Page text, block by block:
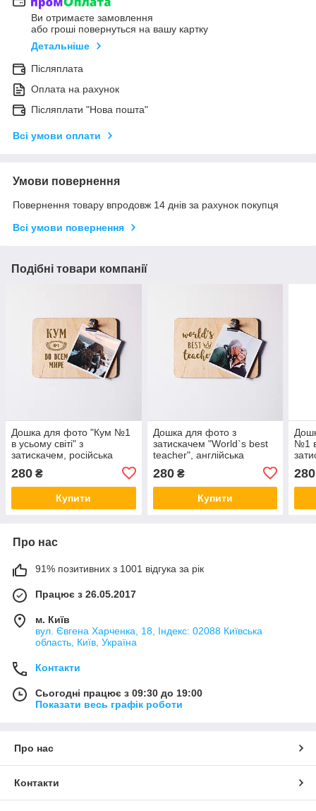
Ви отримаєте замовлення
або гроші повернуться на вашу картку
Детальніше
Післяплата
Оплата на рахунок
Післяплати "Нова пошта"
Всі умови оплати
Умови повернення
Повернення товару впродовж 14 днів за рахунок покупця
Всі умови повернення
Подібні товари компанії
Дошка для фото "Кум №1
в усьому світі" з
затискачем, російська
280 ₴
Купити
Дошка для фото з
затискачем "World`s best
teacher", англійська
280₴
Купити
№1 в
280
Про нас
91% позитивних з 1001 відгука за рік
Працює з 26.05.2017
м. Київ
вул. Євгена Харченка, 18, Індекс: 02088 Київська
область, Київ, Україна
Контакти
Сьогодні працює з 09:30 до 19:00
Показати весь графік роботи
Про нас
Контакти